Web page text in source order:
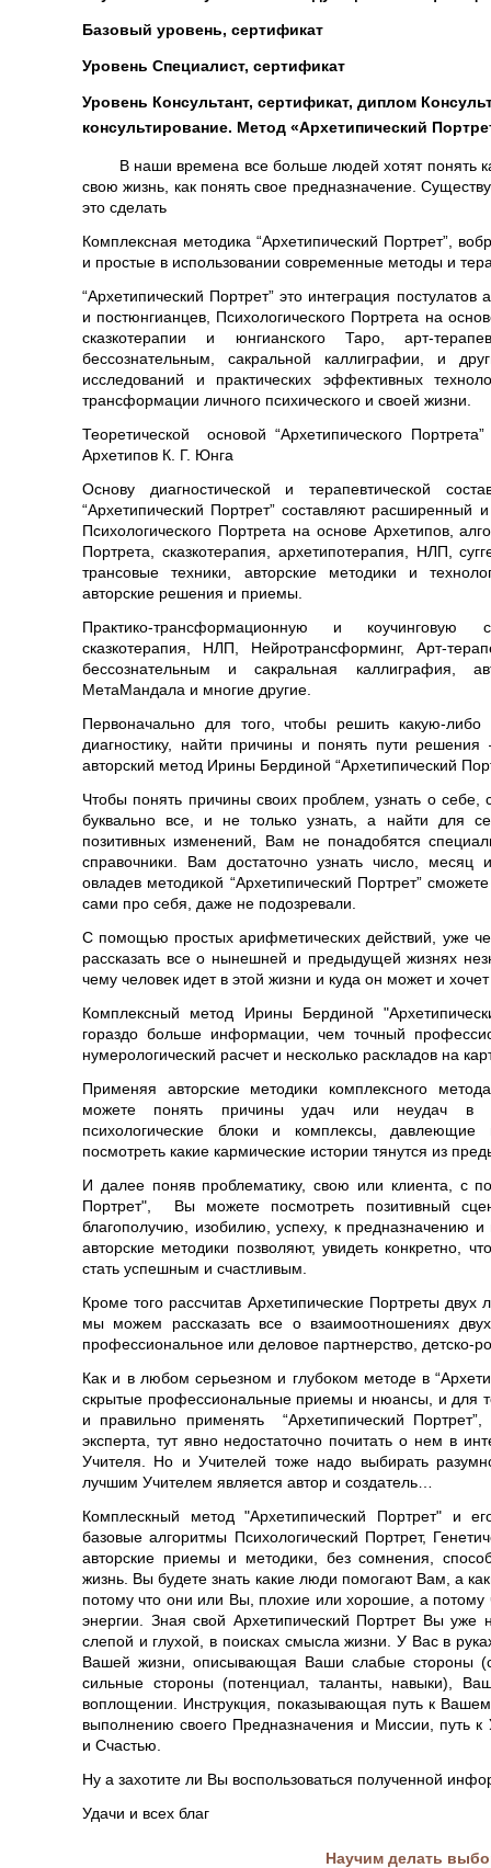
Базовый уровень, сертификат
Уровень Специалист, сертификат
Уровень Консультант, сертификат, диплом
консультирование. Метод «Архетипический
В наши времена все больше людей хотят понять
свою жизнь, как понять свое предназначение.
это сделать
Комплексная методика “Архетипический Портрет”,
и простые в использовании современные методы и
“Архетипический Портрет” это интеграция
и постюнгианцев, Психологического Портрета на
сказкотерапии и юнгианского Таро, арт-
бессознательным, сакральной каллиграфии, и
исследований и практических эффективных
трансформации личного психического и своей жизни.
Теоретической основой “Архетипического
Архетипов К. Г. Юнга
Основу диагностической и терапевтической
“Архетипический Портрет” составляют расширенный
Психологического Портрета на основе Архетипов,
Портрета, сказкотерапия, архетипотерапия, НЛП,
трансовые техники, авторские методики и
авторские решения и приемы.
Практико-трансформационную и коучинговую
сказкотерапия, НЛП, Нейротрансформинг, Арт-
бессознательным и сакральная каллиграфия,
МетаМандала и многие другие.
Первоначально для того, чтобы решить какую-
диагностику, найти причины и понять пути
авторский метод Ирины Бердиной “Архетипический
Чтобы понять причины своих проблем, узнать о
буквально все, и не только узнать, а найти для
позитивных изменений, Вам не понадобятся
справочники. Вам достаточно узнать число,
овладев методикой “Архетипический Портрет”
сами про себя, даже не подозревали.
С помощью простых арифметических действий, уже
рассказать все о нынешней и предыдущей жизнях
чему человек идет в этой жизни и куда он может и
Комплексный метод Ирины Бердиной
гораздо больше информации, чем точный
нумерологический расчет и несколько раскладов на
Применяя авторские методики комплексного
можете понять причины удач или неудач в
психологические блоки и комплексы,
посмотреть какие кармические истории тянутся из
И далее поняв проблематику, свою или клиента, с
Портрет", Вы можете посмотреть позитивный
благополучию, изобилию, успеху, к предназначению
авторские методики позволяют, увидеть конкретно,
стать успешным и счастливым.
Кроме того рассчитав Архетипические Портреты
мы можем рассказать все о взаимоотношениях
профессиональное или деловое партнерство, детско-
Как и в любом серьезном и глубоком методе в
скрытые профессиональные приемы и нюансы, и для
и правильно применять “Архетипический
эксперта, тут явно недостаточно почитать о нем в
Учителя. Но и Учителей тоже надо выбирать
лучшим Учителем является автор и создатель…
Комплескный метод "Архетипический Портрет" и
базовые алгоритмы Психологический Портрет,
авторские приемы и методики, без сомнения,
жизнь. Вы будете знать какие люди помогают Вам, а
потому что они или Вы, плохие или хорошие, а потому
энергии. Зная свой Архетипический Портрет Вы уже
слепой и глухой, в поисках смысла жизни. У Вас в
Вашей жизни, описывающая Ваши слабые стороны
сильные стороны (потенциал, таланты, навыки),
воплощении. Инструкция, показывающая путь к
выполнению своего Предназначения и Миссии, путь
и Счастью.
Ну а захотите ли Вы воспользоваться полученной
Удачи и всех благ
Научим делать